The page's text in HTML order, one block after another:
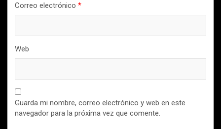
Correo electrónico *
Web
Guarda mi nombre, correo electrónico y web en este
navegador para la próxima vez que comente.